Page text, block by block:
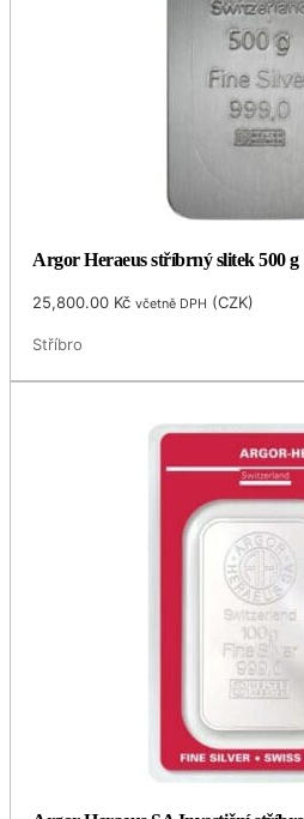
Argor Heraeus stříbrný slitek 500 g
25,800.00 Kč včetně DPH (CZK)
Stříbro